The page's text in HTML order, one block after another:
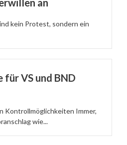
kein Protest, sondern ein
für VS und BND
Kontrollmöglichkeiten Immer,
wie...